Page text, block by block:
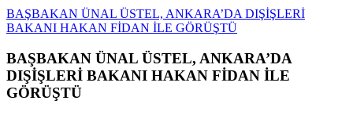
BAŞBAKAN ÜNAL ÜSTEL, ANKARA’DA DIŞİŞLERİ
BAKANI HAKAN FİDAN İLE GÖRÜŞTÜ
BAŞBAKAN ÜNAL ÜSTEL, ANKARA’DA
DIŞİŞLERİ BAKANI HAKAN FİDAN İLE
GÖRÜŞTÜ